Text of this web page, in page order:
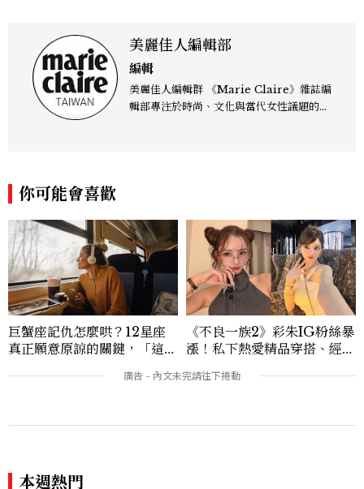
美麗佳人編輯部
編輯
美麗佳人編輯群 《Marie Claire》雜誌編
輯部專注於時尚、文化與當代女性議題的深
度的內容。 《Marie Claire》始終以敏銳
視角與編輯直覺，引領讀者探索女性多元面
貌與生活品味風格的無限可能。
你可能會喜歡
巨蟹座記仇怎麼哄？12星座
真正願意原諒的關鍵，「這星
《不良一族2》彩朱IG粉絲暴
漲！私下熱愛精品穿搭、經營
員
本週熱門